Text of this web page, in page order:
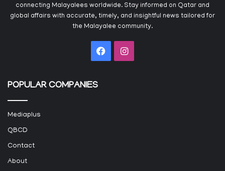
connecting Malayalees worldwide. Stay informed on Qatar and
global affairs with accurate, timely, and insightful news tailored for
the Malayalee community.
FacebookInstagram
POPULAR COMPANIES
Mediaplus
QBCD
Contact
About